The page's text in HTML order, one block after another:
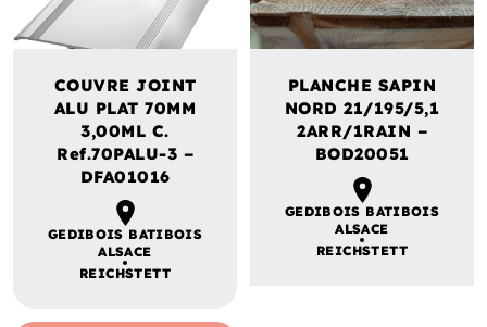
COUVRE JOINT
ALU PLAT 70MM
3,00ML C.
Ref.70PALU-3 –
DFA01016
GEDIBOIS BATIBOIS
ALSACE
REICHSTETT
PLANCHE SAPIN
NORD 21/195/5,1
2ARR/1RAIN –
BOD20051
GEDIBOIS BATIBOIS
ALSACE
REICHSTETT